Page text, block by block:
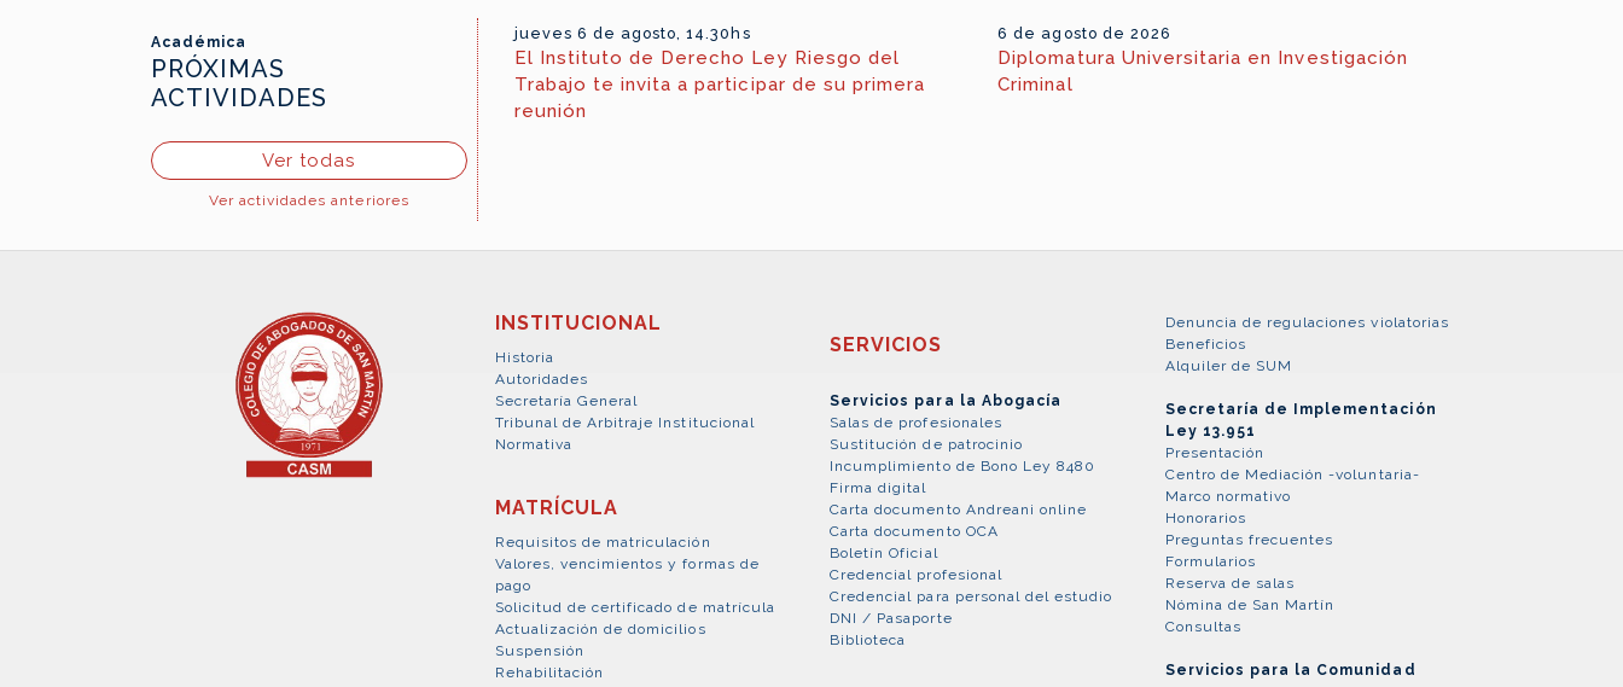
Académica
PRÓXIMAS
ACTIVIDADES
Ver todas
Ver actividades anteriores
jueves 6 de agosto, 14.30hs
El Instituto de Derecho Ley Riesgo del
Trabajo te invita a participar de su primera
reunión
6 de agosto de 2026
Diplomatura Universitaria en Investigación
Criminal
INSTITUCIONAL
Historia
Autoridades
Secretaría General
Tribunal de Arbitraje Institucional
Normativa
MATRÍCULA
Requisitos de matriculación
Valores, vencimientos y formas de
pago
Solicitud de certificado de matrícula
Actualización de domicilios
Suspensión
Rehabilitación
SERVICIOS
Servicios para la Abogacía
Salas de profesionales
Sustitución de patrocinio
Incumplimiento de Bono Ley 8480
Firma digital
Carta documento Andreani online
Carta documento OCA
Boletín Oficial
Credencial profesional
Credencial para personal del estudio
DNI / Pasaporte
Biblioteca
Denuncia de regulaciones violatorias
Beneficios
Alquiler de SUM
Secretaría de Implementación
Ley 13.951
Presentación
Centro de Mediación -voluntaria-
Marco normativo
Honorarios
Preguntas frecuentes
Formularios
Reserva de salas
Nómina de San Martín
Consultas
Servicios para la Comunidad